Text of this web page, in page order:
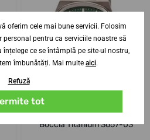
Boccia Titanium 3657-03
oferim cele mai bune servicii. Folosim
personal pentru ca serviciile noastre să
ce se întâmplă pe site-ul nostru,
îmbunătăți. Mai multe aici.
Refuză
tot